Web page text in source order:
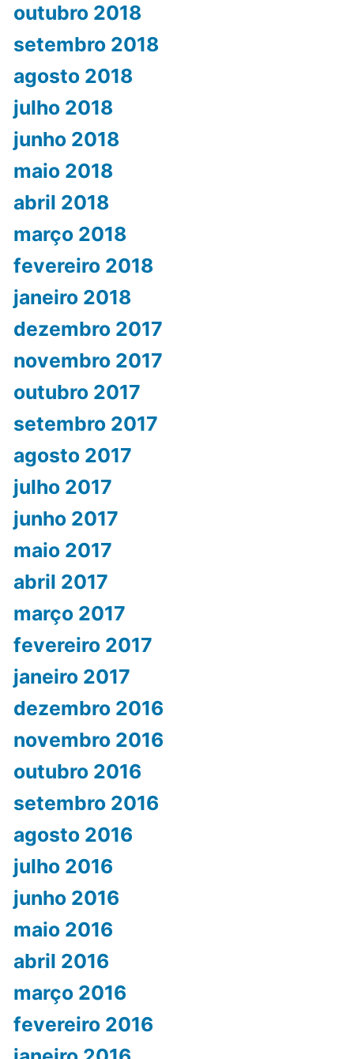
outubro 2018
setembro 2018
agosto 2018
julho 2018
junho 2018
maio 2018
abril 2018
março 2018
fevereiro 2018
janeiro 2018
dezembro 2017
novembro 2017
outubro 2017
setembro 2017
agosto 2017
julho 2017
junho 2017
maio 2017
abril 2017
março 2017
fevereiro 2017
janeiro 2017
dezembro 2016
novembro 2016
outubro 2016
setembro 2016
agosto 2016
julho 2016
junho 2016
maio 2016
abril 2016
março 2016
fevereiro 2016